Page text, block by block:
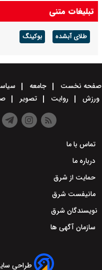
تبلیغات متنی
طلای آبشده بوکینگ
صفحه نخست جامعه
ورزش
روایت تصویر
تماس با ما
درباره ما
حمایت از شرق
مانیفست شرق
نویسندگان شرق
سازمان آگهی ها
طراحی